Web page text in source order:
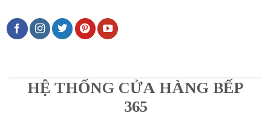
HỆ THỐNG CỬA HÀNG BẾP
365